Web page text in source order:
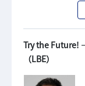
Try the Future!
（LBE）